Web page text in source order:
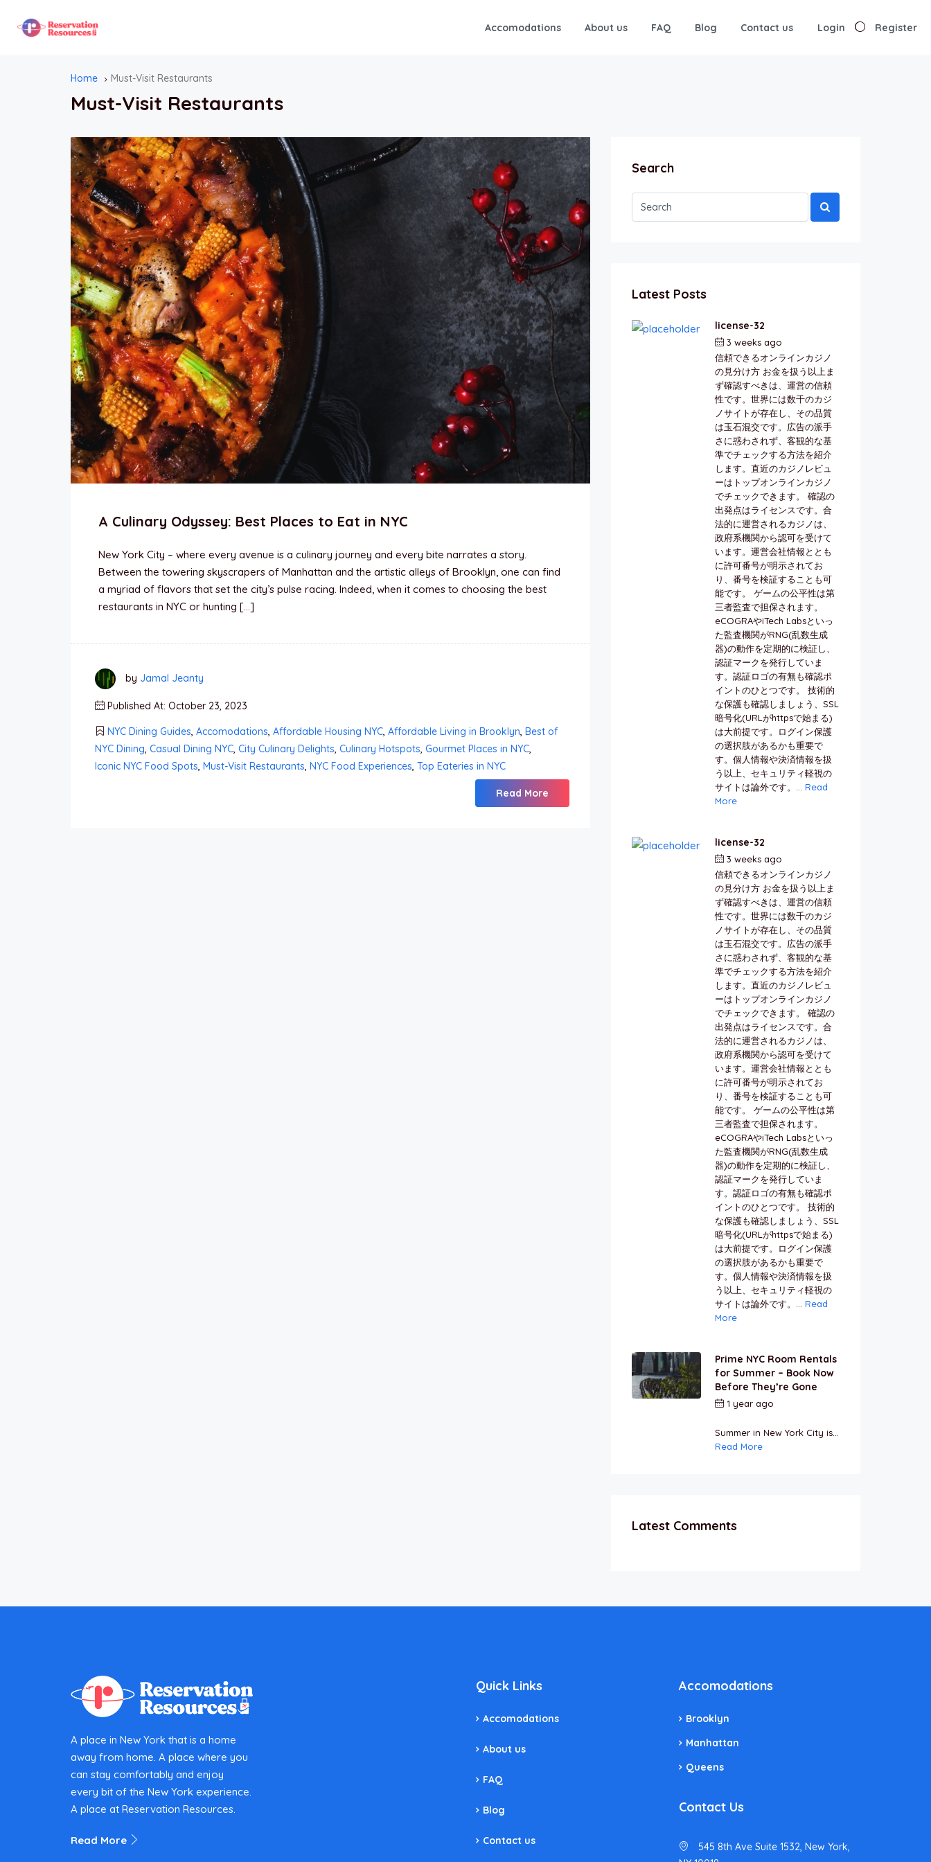
Accomodations About us FAQ Blog Contact us Login Register
Home Must-Visit Restaurants
Must-Visit Restaurants
A Culinary Odyssey: Best Places to Eat in NYC
New York City – where every avenue is a culinary journey and every bite narrates a story.
Between the towering skyscrapers of Manhattan and the artistic alleys of Brooklyn, one can find
a myriad of flavors that set the city’s pulse racing. Indeed, when it comes to choosing the best
restaurants in NYC or hunting […]
by Jamal Jeanty
Published At: October 23, 2023
NYC Dining Guides, Accomodations, Affordable Housing NYC, Affordable Living in Brooklyn, Best of
NYC Dining, Casual Dining NYC, City Culinary Delights, Culinary Hotspots, Gourmet Places in NYC,
Iconic NYC Food Spots, Must-Visit Restaurants, NYC Food Experiences, Top Eateries in NYC
Read More
Search
Latest Posts
license-32
3 weeks ago
信頼できるオンラインカジノ
の見分け方 お金を扱う以上ま
ず確認すべきは、運営の信頼
性です。世界には数千のカジ
ノサイトが存在し、その品質
は玉石混交です。広告の派手
さに惑わされず、客観的な基
準でチェックする方法を紹介
します。直近のカジノレビュ
ーはトップオンラインカジノ
でチェックできます。 確認の
出発点はライセンスです。合
法的に運営されるカジノは、
政府系機関から認可を受けて
います。運営会社情報ととも
に許可番号が明示されてお
り、番号を検証することも可
能です。 ゲームの公平性は第
三者監査で担保されます。
eCOGRAやiTech Labsといっ
た監査機関がRNG(乱数生成
器)の動作を定期的に検証し、
認証マークを発行していま
す。認証ロゴの有無も確認ポ
イントのひとつです。 技術的
な保護も確認しましょう、SSL
暗号化(URLがhttpsで始まる)
は大前提です。ログイン保護
の選択肢があるかも重要で
す。個人情報や決済情報を扱
う以上、セキュリティ軽視の
サイトは論外です。... Read
More
license-32
3 weeks ago
信頼できるオンラインカジノ
の見分け方 お金を扱う以上ま
ず確認すべきは、運営の信頼
性です。世界には数千のカジ
ノサイトが存在し、その品質
は玉石混交です。広告の派手
さに惑わされず、客観的な基
準でチェックする方法を紹介
します。直近のカジノレビュ
ーはトップオンラインカジノ
でチェックできます。 確認の
出発点はライセンスです。合
法的に運営されるカジノは、
政府系機関から認可を受けて
います。運営会社情報ととも
に許可番号が明示されてお
り、番号を検証することも可
能です。 ゲームの公平性は第
三者監査で担保されます。
eCOGRAやiTech Labsといっ
た監査機関がRNG(乱数生成
器)の動作を定期的に検証し、
認証マークを発行していま
す。認証ロゴの有無も確認ポ
イントのひとつです。 技術的
な保護も確認しましょう、SSL
暗号化(URLがhttpsで始まる)
は大前提です。ログイン保護
の選択肢があるかも重要で
す。個人情報や決済情報を扱
う以上、セキュリティ軽視の
サイトは論外です。... Read
More
Prime NYC Room Rentals
for Summer – Book Now
Before They’re Gone
1 year ago
Summer in New York City is...
Read More
Latest Comments
A place in New York that is a home
away from home. A place where you
can stay comfortably and enjoy
every bit of the New York experience.
A place at Reservation Resources.
Read More
Quick Links
Accomodations
About us
FAQ
Blog
Contact us
Accomodations
Brooklyn
Manhattan
Queens
Contact Us
545 8th Ave Suite 1532, New York,